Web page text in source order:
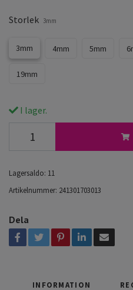
Storlek 3mm
3mm 4mm 5mm
19mm
I lager.
Lagersaldo: 11
Artikelnummer: 241301703013
Dela
INFORMATION